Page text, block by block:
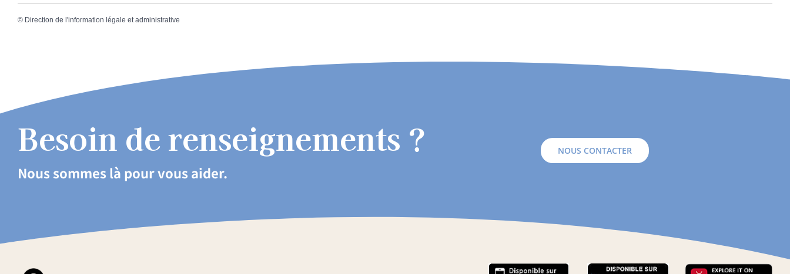
© Direction de l'information légale et administrative
Besoin de renseignements ?
Nous sommes là pour vous aider.
NOUS CONTACTER